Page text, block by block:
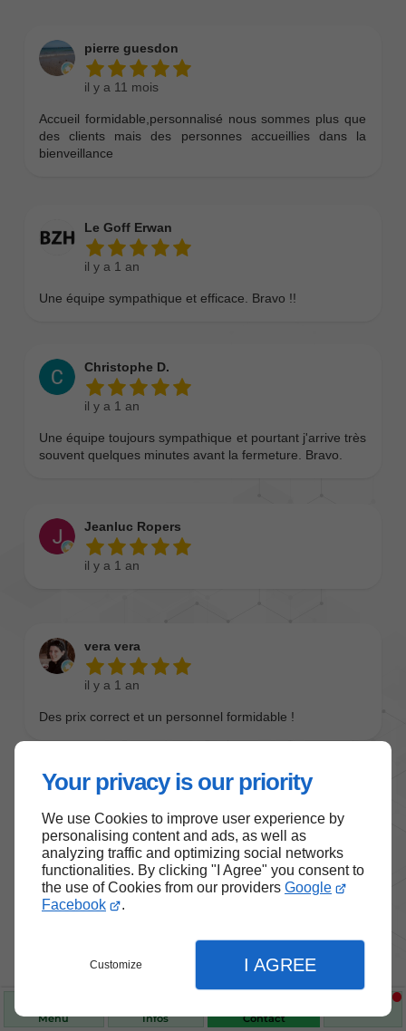
Your privacy is our priority
We use Cookies to improve user experience by
personalising content and ads, as well as
analyzing traffic and optimizing social networks
functionalities. By clicking "I Agree" you consent to
the use of Cookies from our providers Google
Facebook
.
Customize I AGREE
Menu Infos Contact
Nos produits de santé et de